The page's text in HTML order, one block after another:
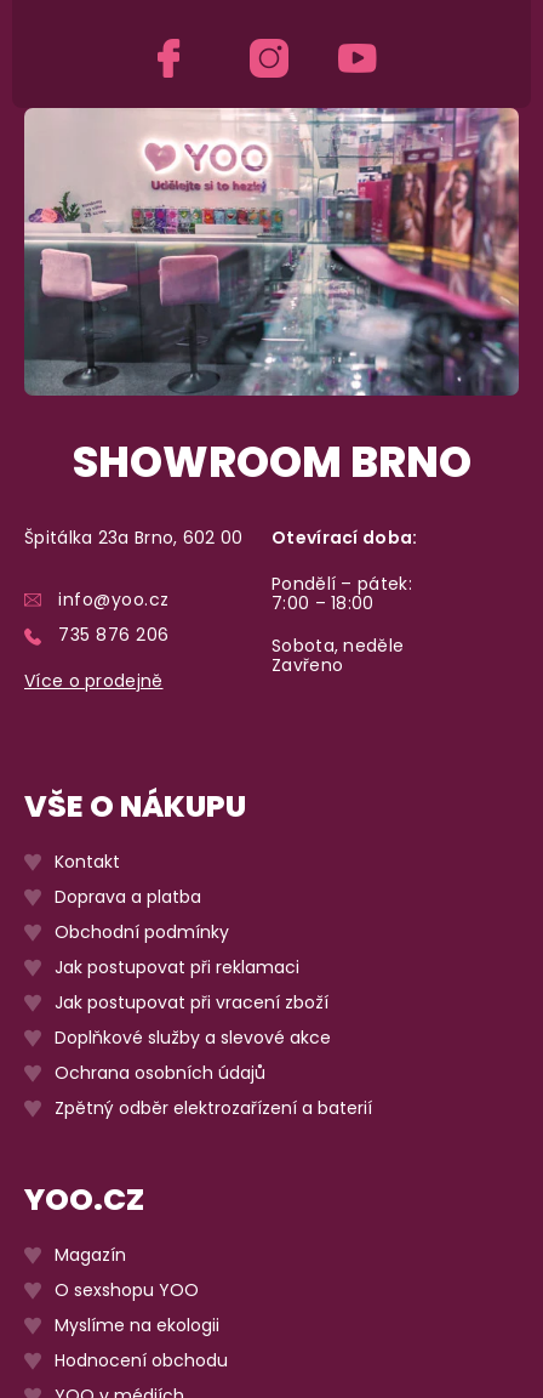
SHOWROOM BRNO
Špitálka 23a Brno, 602 00
info@yoo.cz
735 876 206
Více o prodejně
Otevírací doba:
Pondělí – pátek:
7:00 – 18:00
Sobota, neděle
Zavřeno
VŠE O NÁKUPU
Kontakt
Doprava a platba
Obchodní podmínky
Jak postupovat při reklamaci
Jak postupovat při vracení zboží
Doplňkové služby a slevové akce
Ochrana osobních údajů
Zpětný odběr elektrozařízení a baterií
YOO.CZ
Magazín
O sexshopu YOO
Myslíme na ekologii
Hodnocení obchodu